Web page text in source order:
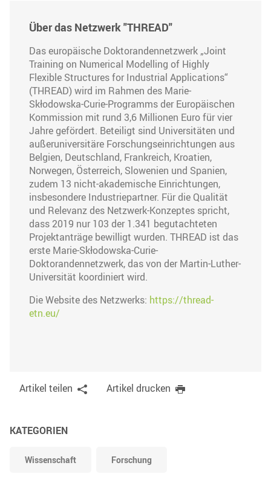
Über das Netzwerk "THREAD"
Das europäische Doktorandennetzwerk „Joint
Training on Numerical Modelling of Highly
Flexible Structures for Industrial Applications“
(THREAD) wird im Rahmen des Marie-
Skłodowska-Curie-Programms der Europäischen
Kommission mit rund 3,6 Millionen Euro für vier
Jahre gefördert. Beteiligt sind Universitäten und
außeruniversitäre Forschungseinrichtungen aus
Belgien, Deutschland, Frankreich, Kroatien,
Norwegen, Österreich, Slowenien und Spanien,
zudem 13 nicht-akademische Einrichtungen,
insbesondere Industriepartner. Für die Qualität
und Relevanz des Netzwerk-Konzeptes spricht,
dass 2019 nur 103 der 1.341 begutachteten
Projektanträge bewilligt wurden. THREAD ist das
erste Marie-Skłodowska-Curie-
Doktorandennetzwerk, das von der Martin-Luther-
Universität koordiniert wird.
Die Website des Netzwerks: https://thread-
etn.eu/
Artikel teilen Artikel drucken
KATEGORIEN
Wissenschaft Forschung